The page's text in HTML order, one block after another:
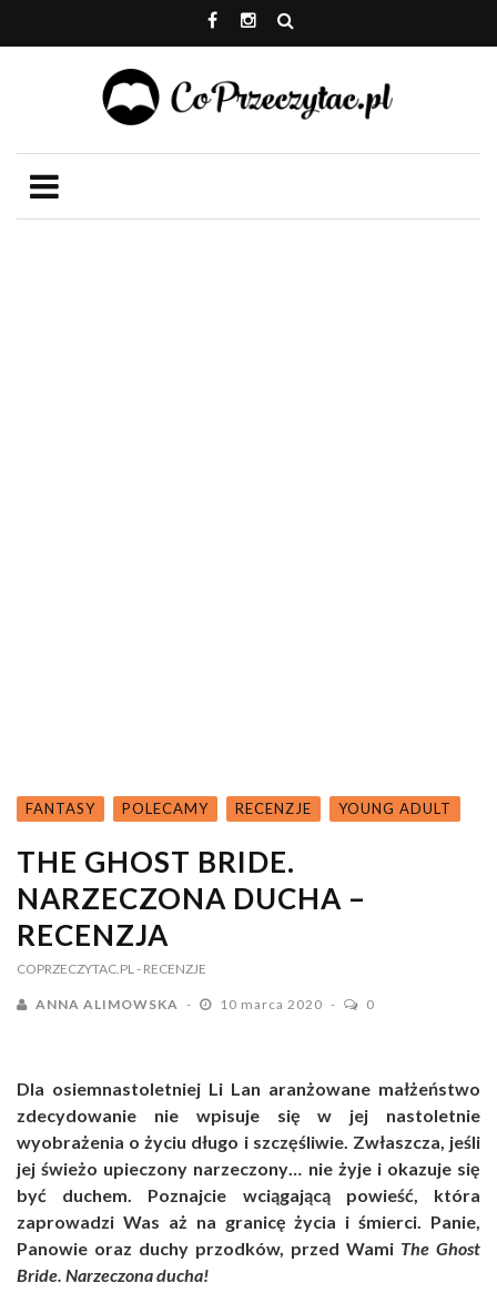
FANTASY POLECAMY RECENZJE YOUNG ADULT
THE GHOST BRIDE.
NARZECZONA DUCHA –
RECENZJA
COPRZECZYTAC.PL - RECENZJE
ANNA ALIMOWSKA 10 marca 2020 0
Dla osiemnastoletniej Li Lan aranżowane małżeństwo
zdecydowanie nie wpisuje się w jej nastoletnie
wyobrażenia o życiu długo i szczęśliwie. Zwłaszcza, jeśli
jej świeżo upieczony narzeczony… nie żyje i okazuje się
być duchem. Poznajcie wciągającą powieść, która
zaprowadzi Was aż na granicę życia i śmierci. Panie,
Panowie oraz duchy przodków, przed Wami The Ghost
Bride. Narzeczona ducha!